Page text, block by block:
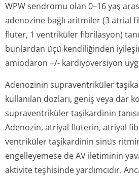
WPW sendromu olan 0–16 yaş
adenozine bağlı aritmiler (3 atrial
fluter, 1 ventriküler fibrilasyon)
bunlardan üçü kendiliğinden
amiodaron +/- kardiyoversiyon
Adenozinin supraventriküler
kullanılan dozları, geniş veya dar
supraventriküler taşikardinin
Adenozin, atriyal fluterin, atriyal
ventriküler taşikardinin sinüs
engelleyemese de AV iletiminin
aktivite teşhisinde yardımcıdır.